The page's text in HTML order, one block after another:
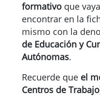
formativo que
encontrar en la
mismo con la
de Educación y
Autónomas.
Recuerde que el
Centros de